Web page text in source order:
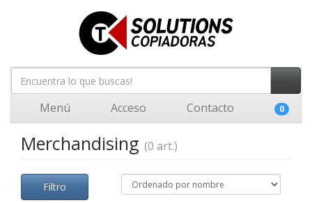
Menú Acceso Contacto 0
Merchandising (0 art.)
Filtro